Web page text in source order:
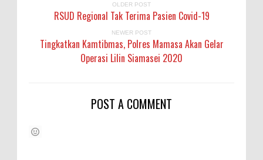
OLDER POST
RSUD Regional Tak Terima Pasien Covid-19
NEWER POST
Tingkatkan Kamtibmas, Polres Mamasa Akan Gelar
Operasi Lilin Siamasei 2020
POST A COMMENT